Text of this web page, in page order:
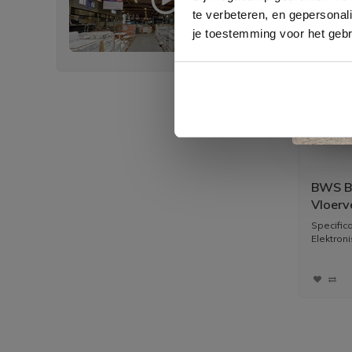
te verbeteren, en
je toestemming voor het
BWS
900
Zwart